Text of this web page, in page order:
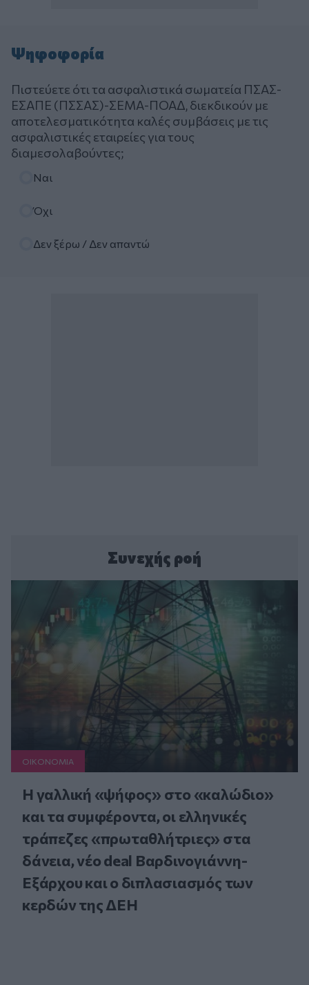
Ψηφοφορία
Πιστεύετε ότι τα ασφαλιστικά σωματεία ΠΣΑΣ-
ΕΣΑΠΕ (ΠΣΣΑΣ)-ΣΕΜΑ-ΠΟΑΔ, διεκδικούν με
αποτελεσματικότητα καλές συμβάσεις με τις
ασφαλιστικές εταιρείες για τους
διαμεσολαβούντες;
Ναι
Όχι
Δεν ξέρω / Δεν απαντώ
Συνεχής ροή
ΟΙΚΟΝΟΜΙΑ
Η γαλλική «ψήφος» στο «καλώδιο»
και τα συμφέροντα, οι ελληνικές
τράπεζες «πρωταθλήτριες» στα
δάνεια, νέο deal Βαρδινογιάννη-
Εξάρχου και ο διπλασιασμός των
κερδών της ΔΕΗ